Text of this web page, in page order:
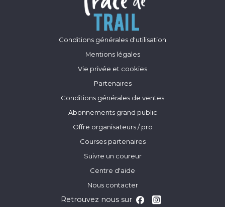
Conditions générales d'utilisation
Mentions légales
Vie privée et cookies
Partenaires
Conditions générales de ventes
Abonnements grand public
Offre organisateurs / pro
Courses partenaires
Suivre un coureur
Centre d'aide
Nous contacter
Retrouvez nous sur